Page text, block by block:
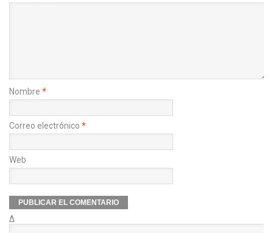
Nombre *
Correo electrónico *
Web
Δ